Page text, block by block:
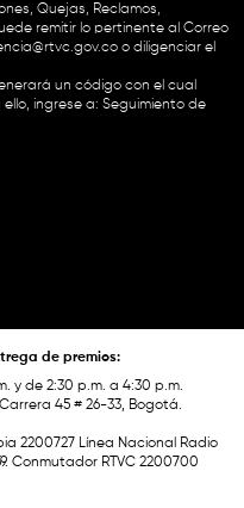
Quejas, Reclamos,
remitir lo pertinente al Correo
o diligenciar el
un código con el cual
ingrese a: Seguimiento de
de premios:
y de 2:30 p.m. a 4:30 p.m.
45 # 26-33, Bogotá.
2200727 Línea Nacional Radio
Conmutador RTVC 2200700